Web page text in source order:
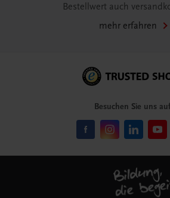
Bestellwert auch
mehr erfahren
Besuchen Sie uns